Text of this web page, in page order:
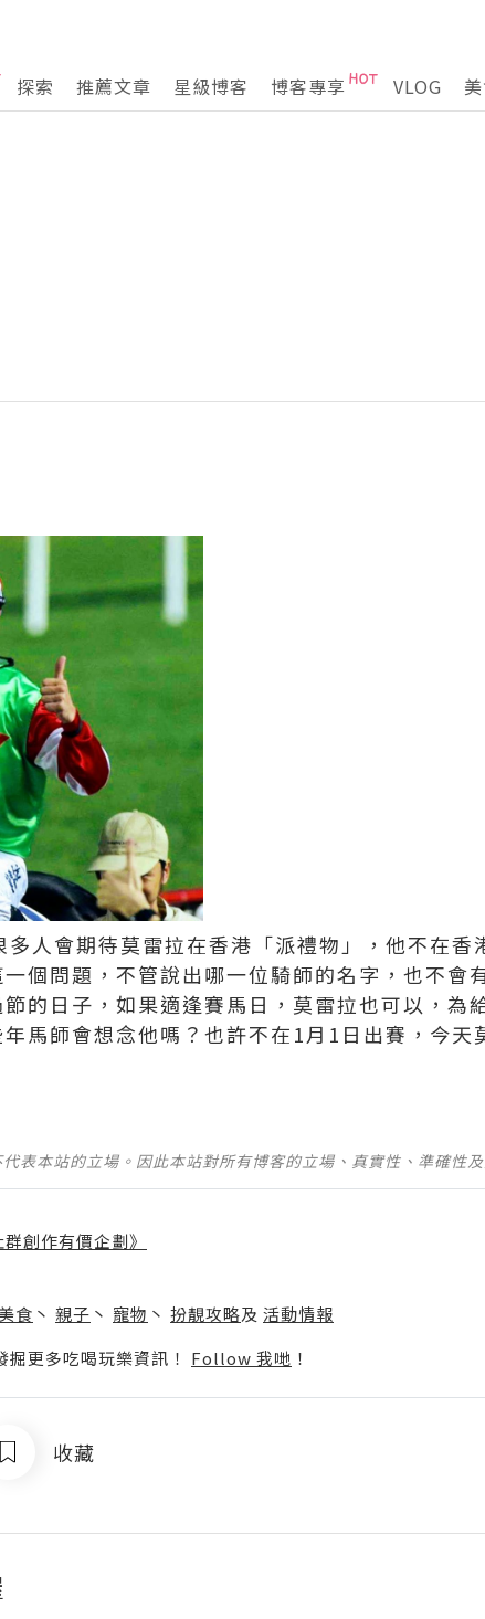
探索 推薦文章 星級博客 博客專享 VLOG
人會期待莫雷拉在香港「派禮物」，他不在香
個問題，不管說出哪一位騎師的名字，也不會
的日子，如果適逢賽馬日，莫雷拉也可以，為
馬師會想念他嗎？也許不在1月1日出賽，今天
表本站的立場。因此本站對所有博客的立場、真實性、準確性
創作有價企劃》
食 丶 親子 丶 寵物 丶 扮靚攻略及 活動情報
更多吃喝玩樂資訊！ Follow 我哋 ！
收藏